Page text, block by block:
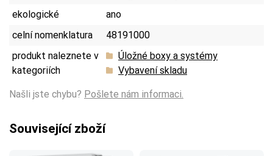
ekologické
ano
celní nomenklatura
48191000
produkt naleznete v
kategoriích
Úložné boxy a systémy
Vybavení skladu
Našli jste chybu? Pošlete nám informaci.
Související zboží